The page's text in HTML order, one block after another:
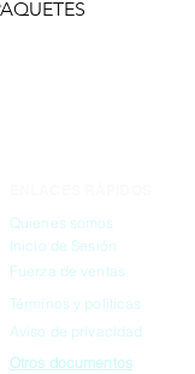
Quienes somos
Inicio de Sesión
Fuerza de ventas
Términos y políticas
Aviso de privacidad
Otros documentos